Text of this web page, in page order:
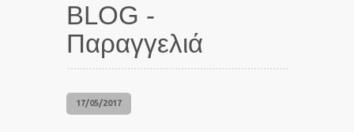
BLOG -
Παραγγελιά
17/05/2017